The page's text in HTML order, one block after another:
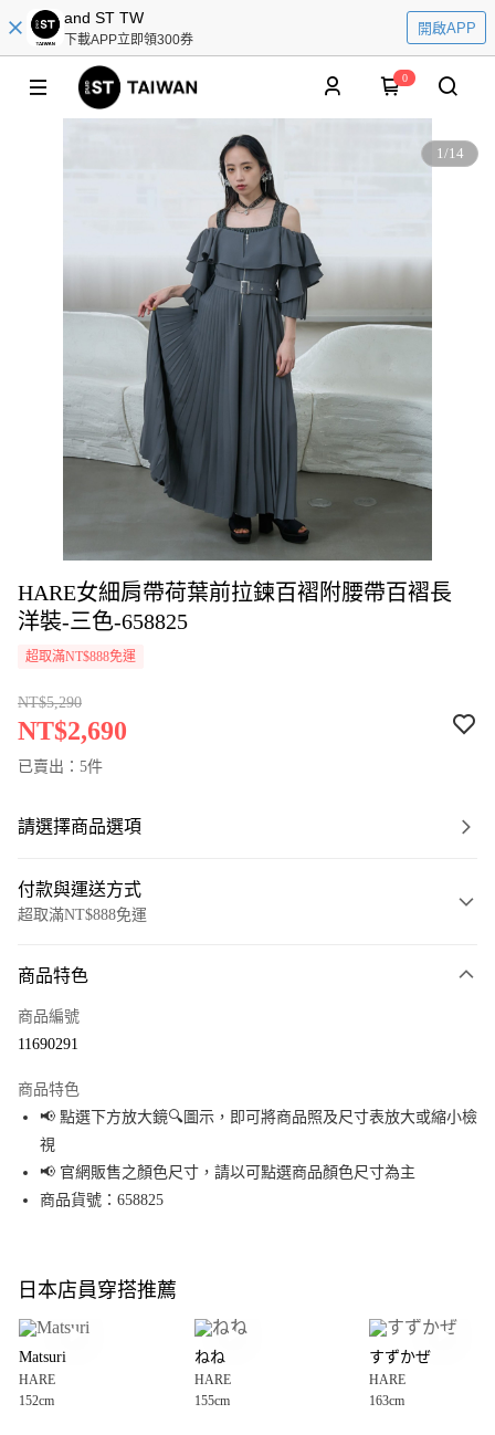
and ST TW
下載APP立即領300券
開啟APP
0
1/14
HARE女細肩帶荷葉前拉鍊百褶附腰帶百褶長
洋裝-三色-658825
超取滿NT$888免運
NT$5,290
NT$2,690
已賣出：5件
請選擇商品選項
付款與運送方式
超取滿NT$888免運
信用卡一次付款
Apple Pay
街口支付
悠遊付
全盈+PAY
大哥付你分期
1.本服務由台灣大哥大提供，台灣大哥大用戶可立即使用無須另外申請。
2.付款方式選擇「大哥付你分期」，訂單成立後會自動跳轉到大哥付的交易
AFTEE先享後付
商品特色
商品編號
11690291
商品特色
📢 點選下方放大鏡🔍圖示，即可將商品照及尺寸表放大或縮小檢
視
📢 官網販售之顏色尺寸，請以可點選商品顏色尺寸為主
商品貨號：658825
日本店員穿搭推薦
Matsuri
HARE
152cm
ねね
HARE
155cm
すずかぜ
HARE
163cm